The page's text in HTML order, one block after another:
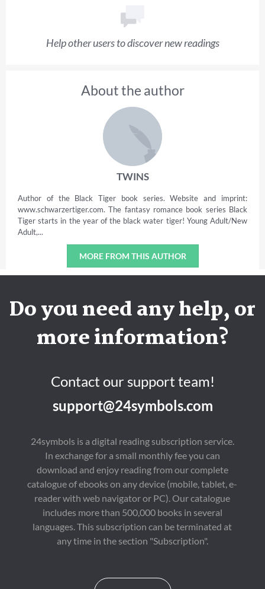
Help other users to discover new readings
About the author
TWINS
Author of the Black Tiger book series. Website and imprint:
www.schwarzertiger.com. The fantasy romance book series Black
Tiger starts in the year of the black water tiger! Young Adult/New
Adult,...
MORE FROM THIS AUTHOR
Do you need any help, or
more information?
Contact our support team!
support@24symbols.com
24symbols is a digital reading subscription service.
In exchange for a small monthly fee you can
download and enjoy reading from our complete
catalogue of ebooks on any device (mobile, tablet, e-
reader with web navigator or PC). Our catalogue
includes more than 500,000 books in several
languages. This subscription can be terminated at
any time in the section "Subscription".